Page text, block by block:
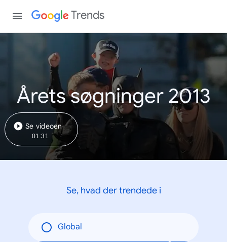
Trends
Årets søgninger 2013
Se videoen
01:31
Se, hvad der trendede i
Global